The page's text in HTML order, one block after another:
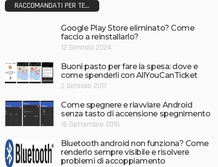
RACCOMANDATI PER TE...
Google Play Store eliminato? Come
faccio a reinstallarlo?
12 Gennaio 2024
Buoni pasto per fare la spesa: dove e
come spenderli con AllYouCanTicket
2 Gennaio 2017
Come spegnere e riavviare Android
senza tasto di accensione spegnimento
16 Settembre 2016
Bluetooth android non funziona? Come
renderlo sempre visibile e risolvere
problemi di accoppiamento